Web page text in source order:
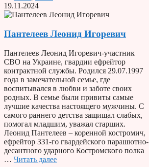
19.11.2024
Пантелеев Леонид Игоревич
Пантелеев Леонид Игоревич-участник
СВО на Украине, гвардии ефрейтор
контрактной службы. Родился 29.07.1997
года в замечательной семье, где
воспитывался в любви и заботе своих
родных. В семье были привиты самые
лучшие качества настоящего мужчины. С
самого раннего детства защищал слабых,
помогал младшим, уважал старших.
Леонид Пантелеев – коренной костромич,
ефрейтор 331-го гвардейского парашютно-
десантного ударного Костромского полка
… Читать далее